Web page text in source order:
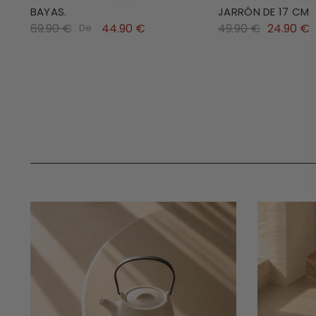
BAYAS.
69.90 € De 44.90 €
JARRÓN DE 17 CM
49.90 € 24.90 €